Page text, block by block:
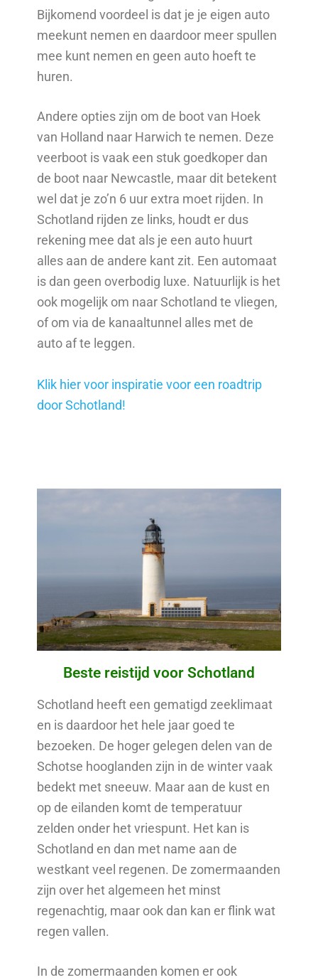
Bijkomend voordeel is dat je je eigen auto
meekunt nemen en daardoor meer spullen
mee kunt nemen en geen auto hoeft te
huren.
Andere opties zijn om de boot van Hoek
van Holland naar Harwich te nemen. Deze
veerboot is vaak een stuk goedkoper dan
de boot naar Newcastle, maar dit betekent
wel dat je zo’n 6 uur extra moet rijden. In
Schotland rijden ze links, houdt er dus
rekening mee dat als je een auto huurt
alles aan de andere kant zit. Een automaat
is dan geen overbodig luxe. Natuurlijk is het
ook mogelijk om naar Schotland te vliegen,
of om via de kanaaltunnel alles met de
auto af te leggen.
Klik hier voor inspiratie voor een roadtrip
door Schotland!
Beste reistijd voor Schotland
Schotland heeft een gematigd zeeklimaat
en is daardoor het hele jaar goed te
bezoeken. De hoger gelegen delen van de
Schotse hooglanden zijn in de winter vaak
bedekt met sneeuw. Maar aan de kust en
op de eilanden komt de temperatuur
zelden onder het vriespunt. Het kan is
Schotland en dan met name aan de
westkant veel regenen. De zomermaanden
zijn over het algemeen het minst
regenachtig, maar ook dan kan er flink wat
regen vallen.
In de zomermaanden komen er ook